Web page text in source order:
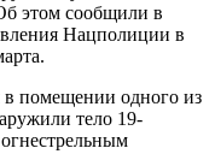
этом сообщили в
Нацполиции в
помещении одного из
тело 19-